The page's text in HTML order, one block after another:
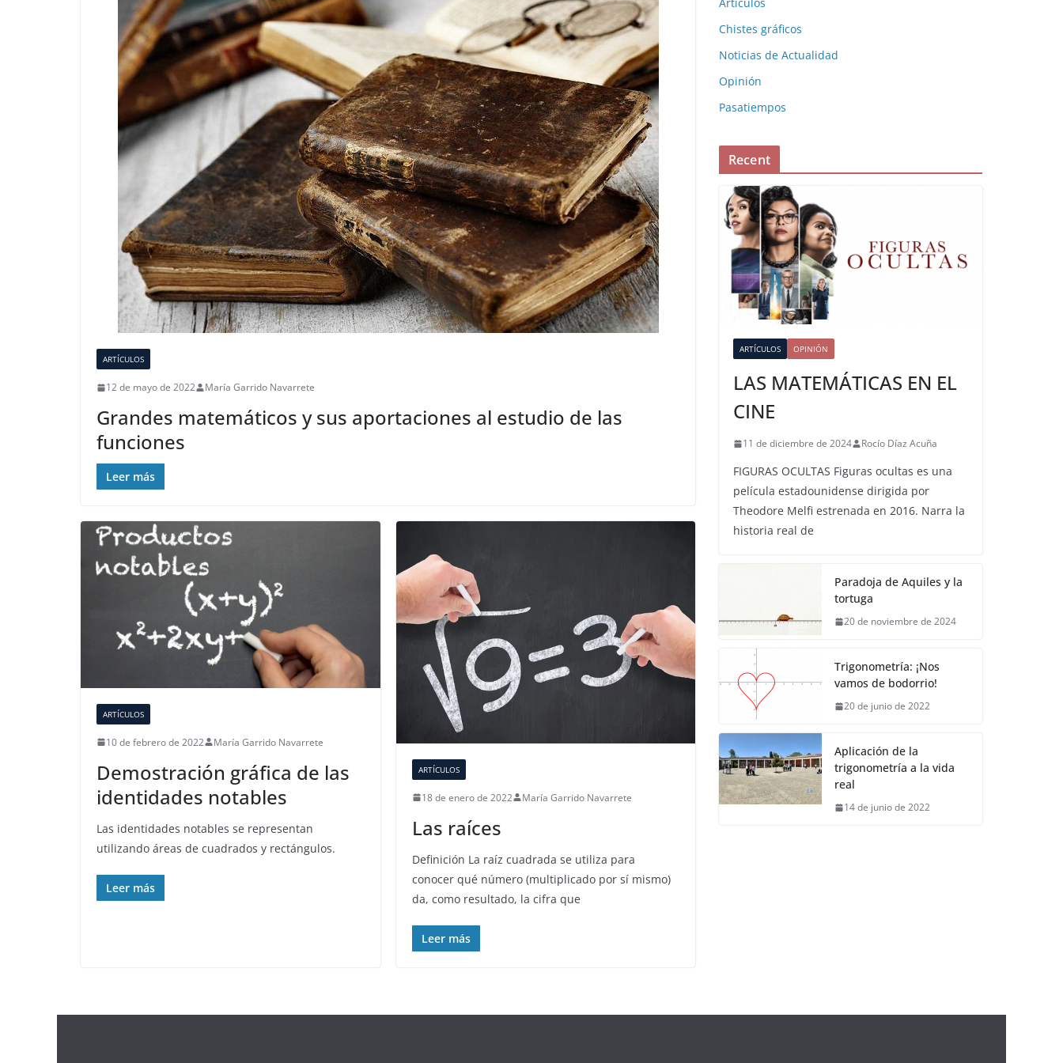
ARTÍCULOS
12 de mayo de 2022 María Garrido Navarrete
Grandes matemáticos y sus aportaciones al estudio de las
funciones
Leer más
ARTÍCULOS
10 de febrero de 2022 María Garrido Navarrete
Demostración gráfica de las
identidades notables
Las identidades notables se representan
utilizando áreas de cuadrados y rectángulos.
Leer más
ARTÍCULOS
18 de enero de 2022 María Garrido Navarrete
Las raíces
Definición La raíz cuadrada se utiliza para
conocer qué número (multiplicado por sí mismo)
da, como resultado, la cifra que
Leer más
Chistes gráficos
Noticias de Actualidad
Opinión
Pasatiempos
Recent
ARTÍCULOS OPINIÓN
LAS MATEMÁTICAS EN EL
CINE
11 de diciembre de 2024 Rocío Díaz Acuña
FIGURAS OCULTAS Figuras ocultas es una
película estadounidense dirigida por
Theodore Melfi estrenada en 2016. Narra la
historia real de
Paradoja de Aquiles y la
tortuga
20 de noviembre de 2024
Trigonometría: ¡Nos
vamos de bodorrio!
20 de junio de 2022
Aplicación de la
trigonometría a la vida
real
14 de junio de 2022